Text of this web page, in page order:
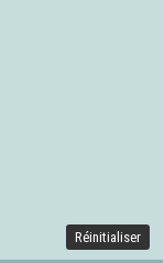
Réinitialiser